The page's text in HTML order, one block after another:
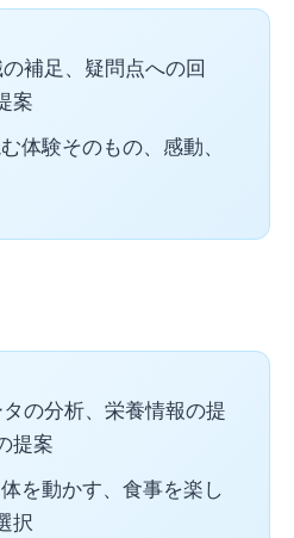
の補足、疑問点への回
案
体験そのもの、感動、
タの分析、栄養情報の提
提案
を動かす、食事を楽し
択